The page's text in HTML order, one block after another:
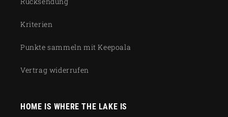
Kriterien
Punkte sammeln mit Keepoala
Vertrag widerrufen
HOME IS WHERE THE LAKE IS